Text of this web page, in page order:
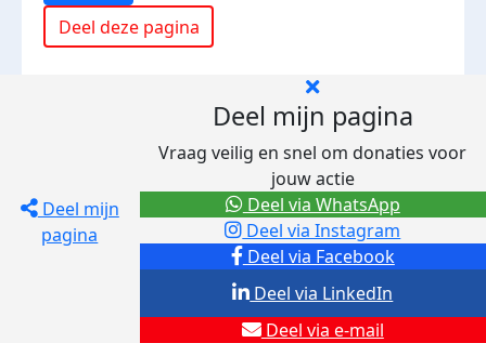
Deel deze pagina
Deel mijn
pagina
Deel mijn pagina
Vraag veilig en snel om donaties voor
jouw actie
Deel via Facebook
Deel via Instagram
Deel via e-mail
Deel via LinkedIn
Deel via WhatsApp